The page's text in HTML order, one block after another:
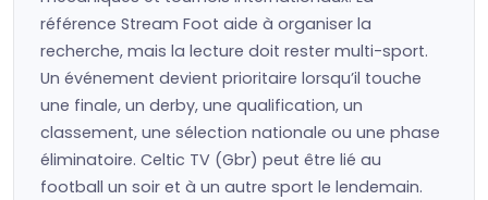
référence Stream Foot aide à organiser la
recherche, mais la lecture doit rester multi-sport.
Un événement devient prioritaire lorsqu’il touche
une finale, un derby, une qualification, un
classement, une sélection nationale ou une phase
éliminatoire. Celtic TV (Gbr) peut être lié au
football un soir et à un autre sport le lendemain.